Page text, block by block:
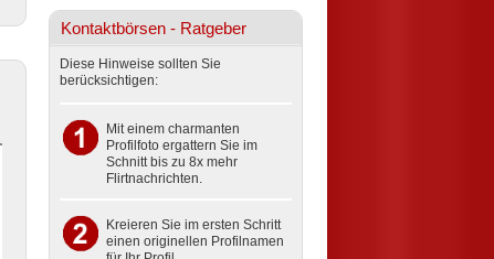
Kontaktbörsen - Ratgeber
Diese Hinweise sollten Sie
berücksichtigen:
Mit einem charmanten
Profilfoto ergattern Sie im
Schnitt bis zu 8x mehr
Flirtnachrichten.
Kreieren Sie im ersten Schritt
einen originellen Profilnamen